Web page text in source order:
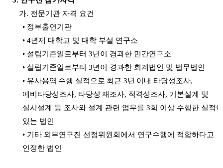
가. 전문기관 자격 요건
• 정부출연기관
• 4년제 대학교 및 대학 부설 연구소
• 설립기준일로부터 3년이 경과한 민간연구소
• 설립기준일로부터 3년이 경과한 회계법인 및 법무법인
• 유사용역 수행 실적으로 최근 3년 이내 타당성조사,
예비타당성조사, 타당성 재조사, 적격성조사, 기본설계 및
실시설계 등 조사와 설계 관련 업무를 3회 이상 수행한 실적이
있는 법인
• 기타 외부연구진 선정위원회에서 연구수행에 적합하다고
인정한 법인